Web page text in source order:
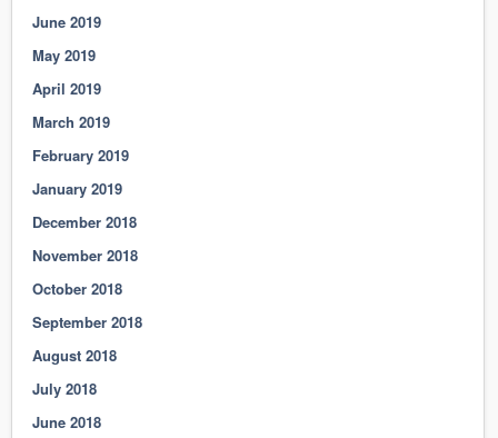
June 2019
May 2019
April 2019
March 2019
February 2019
January 2019
December 2018
November 2018
October 2018
September 2018
August 2018
July 2018
June 2018